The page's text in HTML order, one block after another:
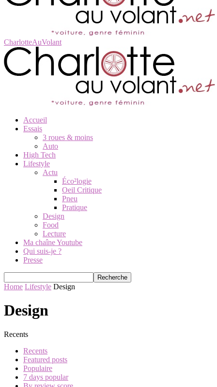
CharlotteAuVolant
Accueil
Essais
3 roues & moins
Auto
High Tech
Lifestyle
Actu
Éco²logie
Oeil Critique
Pneu
Pratique
Design
Food
Lecture
Ma chaîne Youtube
Qui suis-je ?
Presse
Home Lifestyle Design
Design
Recents
Recents
Featured posts
Populaire
7 days popular